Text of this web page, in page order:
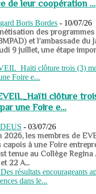
de leur coopération ...
Boris Bordes - 10/07/26
des programmes
et l’ambassade du
9 juillet, une étape
clôture
une Foire e...
- 03/07/26
2026, les membres de
capois à une Foire
tenue au Collège Regina
22 A...